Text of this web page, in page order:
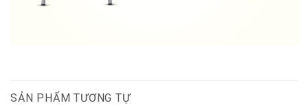
SẢN PHẨM TƯƠNG TỰ